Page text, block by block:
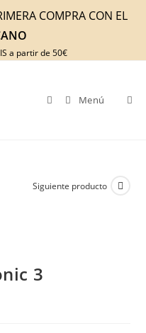
COMPRA CON EL
a partir de 50€
Menú
Siguiente producto
3